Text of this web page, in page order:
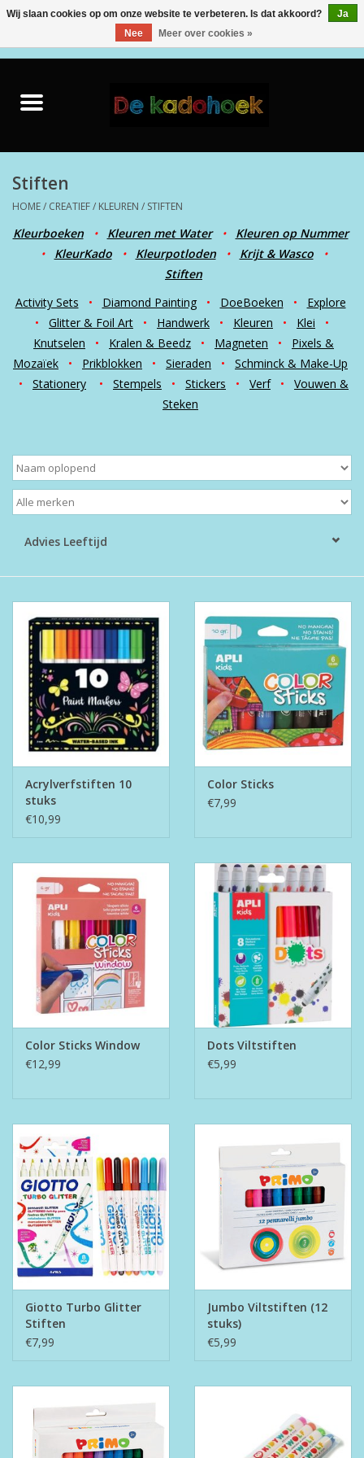
Speelgoed
Creatief
Back to School
Collectables
Wannahaves
TekstKado
Wens & Postkaarten
Feest
Merken
Stiften
HOME/ CREATIEF/ KLEUREN / STIFTEN
Kleurboeken • Kleuren met Water • Kleuren op Nummer
• KleurKado • Kleurpotloden • Krijt & Wasco
•
Stiften
Activity Sets
• Diamond Painting • DoeBoeken •
Explore
•
Glitter & Foil Art • Handwerk • Kleuren • Klei
•
Knutselen
• Kralen & Beedz • Magneten •
Pixels &
Mozaïek
• Prikblokken • Sieraden •
Schminck & Make-Up
•
Stationery • Stempels • Stickers • Verf •
Vouwen &
Steken
Advies Leeftijd
Acrylverfstiften 10
stuks
€10,99
Color Sticks
€7,99
Color Sticks Window
€12,99
Dots Viltstiften
€5,99
Giotto Turbo Glitter
Stiften
€7,99
Jumbo Viltstiften (12
stuks)
€5,99
Wij slaan cookies op om onze website te verbeteren. Is dat akkoord?
Ja
Nee
Meer over cookies »